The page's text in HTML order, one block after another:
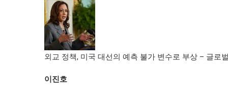
외교 정책, 미국 대선의 예측 불가 변수로 부상 – 글로
이진호